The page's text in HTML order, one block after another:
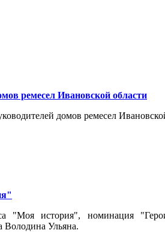
ремесел Ивановской области
домов ремесел
"Моя история", номинация
Володина Ульяна.